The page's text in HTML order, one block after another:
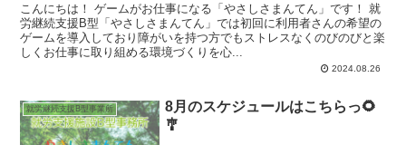
こんにちは！ ゲームがお仕事になる「やさしさまんてん」です！ 就
労継続支援B型「やさしさまんてん」では初回に利用者さんの希望の
ゲームを導入しており障がいを持つ方でもストレスなくのびのびと楽
しくお仕事に取り組める環境づくりを心...
2024.08.26
就労継続支援B型事業所
8月のスケジュールはこちらっ🌻
🎐